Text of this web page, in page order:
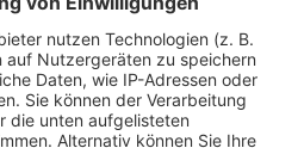
ändert das Jobcenter seine
dem 1. August sind Nachrichten
möglich. Der
und persönliche Besuche